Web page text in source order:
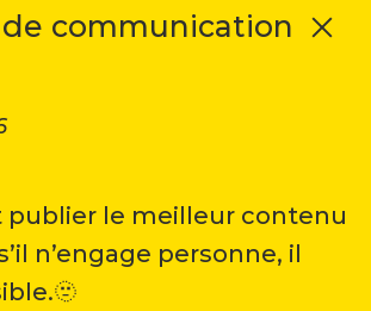
communication
publier le meilleur contenu
n’engage personne, il